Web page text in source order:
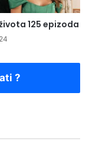
125 epizoda
?